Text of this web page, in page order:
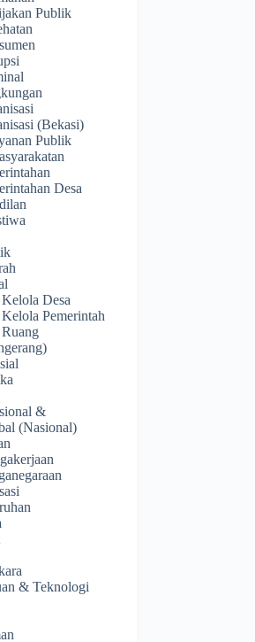
Publik
(Bekasi)
Publik
Desa
Desa
Pemerintah
&
(Nasional)
& Teknologi